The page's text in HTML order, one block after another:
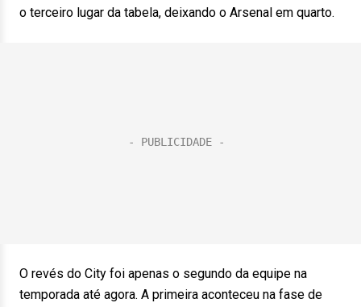
o terceiro lugar da tabela, deixando o Arsenal em quarto.
O revés do City foi apenas o segundo da equipe na
temporada até agora. A primeira aconteceu na fase de